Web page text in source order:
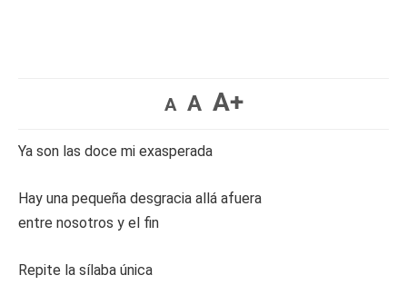
A A A+
Ya son las doce mi exasperada
Hay una pequeña desgracia allá afuera
entre nosotros y el fin
Repite la sílaba única